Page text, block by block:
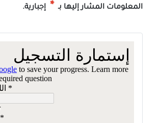
المعلومات المشار إليها بـ * إجبارية.